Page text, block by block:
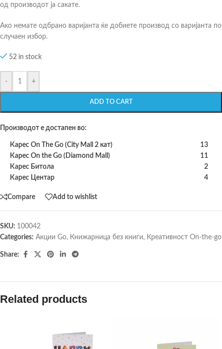
од производот ја сакате.
Ако немате одбрано варијанта ќе добиете производ со варијанта по
случаен избор.
52 in stock
- +
ADD TO CART
Производот е достапен во:
Карес On The Go (City Mall 2 кат)
13
Карес On the Go (Diamond Mall)
11
Карес Битола
2
Карес Центар
4
Compare Add to wishlist
SKU: 100042
Categories: Акции Go, Книжарница без книги, Креативност On-the-go
Share:
Related products